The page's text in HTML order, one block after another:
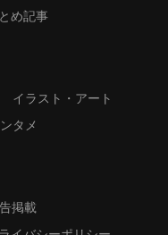
め記事
イラスト・アート
タメ
掲載